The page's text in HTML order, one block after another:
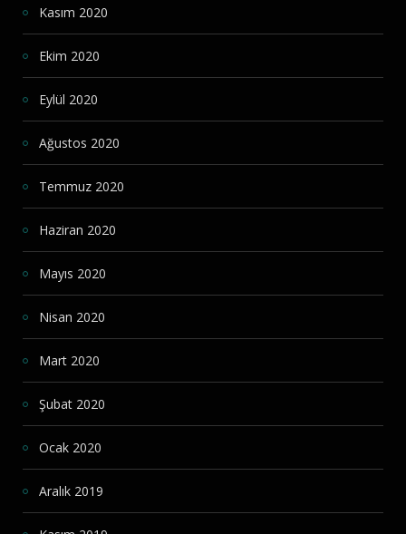
Kasım 2020
Ekim 2020
Eylül 2020
Ağustos 2020
Temmuz 2020
Haziran 2020
Mayıs 2020
Nisan 2020
Mart 2020
Şubat 2020
Ocak 2020
Aralık 2019